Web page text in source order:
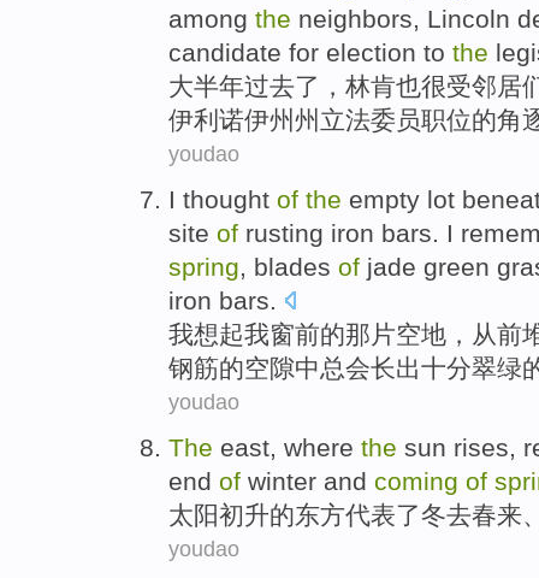
among the neighbors, Lincoln
candidate for election to the
大半年过去了 ， 林肯也很受邻居
伊利诺伊州州 立法委员职位的角
youdao
I thought of the empty lot
site of rusting iron bars. I
spring, blades of jade green
iron bars.
我想起我窗前的那 片空地 ，从前
钢筋的空隙中总会长出十分翠绿
youdao
The east , where the sun rises
end of winter and coming of
太阳初升的东方代表了冬去春来
youdao